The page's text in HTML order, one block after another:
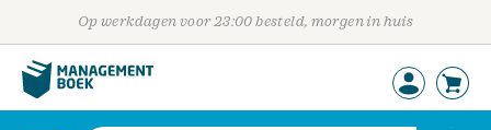
Op werkdagen voor 23:00 besteld, morgen in huis